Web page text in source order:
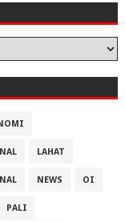
LAHAT
NEWS OI
PALI